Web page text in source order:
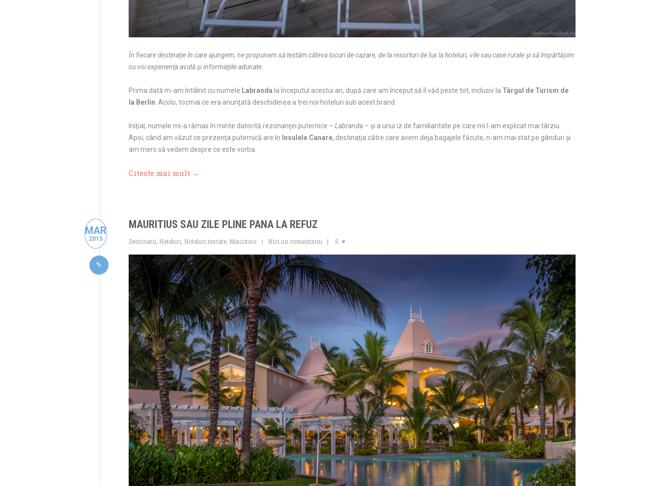
În fiecare destinaţie în care ajungem, ne propunem să testăm câteva locuri de cazare, de la resorturi de lux la hoteluri, vile sau case rurale şi să împărtăşim
cu voi experienţa avută şi informaţiile adunate.
Prima dată m-am întâlnit cu numele Labranda la începutul acestui an, după care am început să îl văd peste tot, inclusiv la Târgul de Turism de
la Berlin . Acolo, tocmai ce era anunţată deschiderea a trei noi hoteluri sub acest brand.
Iniţial, numele mi-a rămas în minte datorită rezonanţei puternice – Labranda – şi a unui iz de familiaritate pe care mi l-am explicat mai târziu.
Apoi, când am văzut ce prezenţa puternică are în Insulele Canare, destinaţia către care avem deja bagajele făcute, n-am mai stat pe gânduri şi
am mers să vedem despre ce este vorba.
Citeste mai mult →
MAR
2015
MAURITIUS SAU ZILE PLINE PANA LA REFUZ
Destinatii Hoteluri Hoteluri testate Mauritius Nici un comentariu 5